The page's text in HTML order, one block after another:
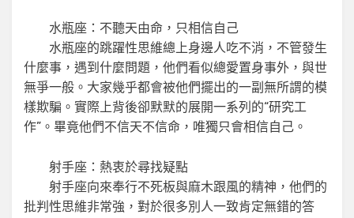
水瓶座：不聽天由命，只相信自己
水瓶座的跳躍性思維總上身邊人吃不消，不管發生
什麼事，遇到什麼問題，他們看似總愛置身事外，與世
無爭一般。大家幾乎都會被他們擺出的一副無所謂的模
樣欺騙。實際上背後卻默默的展開一系列的“研究工
作”。畢竟他們不信天不信命，唯獨只會相信自己。
射手座：熱衷於尋找疑點
射手座向來奉行不死板與麻木跟風的精神，他們的
批判性思維非常強，對於很多別人一致肯定無錯的答